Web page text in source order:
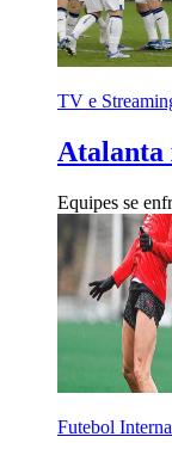
TV e
Atalanta
Equipes se
Futebol